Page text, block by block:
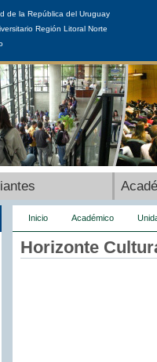
de la República del Uruguay
Región Litoral Norte
Inicio Académico
Horizonte